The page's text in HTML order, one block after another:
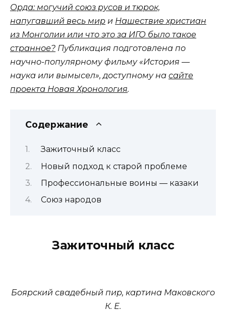
Орда: могучий союз русов и тюрок,
напугавший весь мир и Нашествие христиан
из Монголии или что это за ИГО было такое
странное? Публикация подготовлена по
научно-популярному фильму «История —
наука или вымысел», доступному на сайте
проекта Новая Хронология.
Содержание
Зажиточный класс
Новый подход к старой проблеме
Профессиональные воины — казаки
Союз народов
Зажиточный класс
Боярский свадебный пир, картина Маковского
К. Е.